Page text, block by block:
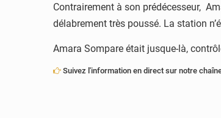
Contrairement à son prédécesseur,
délabrement très poussé. La station
Amara Sompare était jusque-là,
Suivez l'information en direct sur notre